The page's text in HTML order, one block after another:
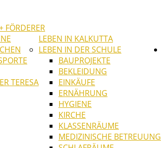
FÖRDERER
LEBEN IN KALKUTTA
TERESA
LEBEN IN DER SCHULE
BAUPROJEKTE
BEKLEIDUNG
EINKÄUFE
ERNÄHRUNG
HYGIENE
KIRCHE
KLASSENRÄUME
MEDIZINISCHE BETREUUNG